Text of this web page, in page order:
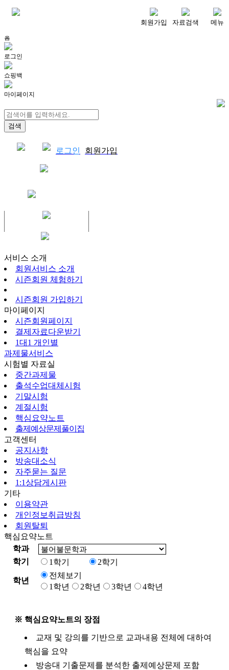
회원가입 자료검색 메뉴
홈
로그인
쇼핑백
마이페이지
로그인 회원가입
서비스 소개
회원서비스 소개
시즌회원 체험하기
시즌회원 가입하기
마이페이지
시즌회원페이지
결제자료다운받기
1대1 개인별
과제물서비스
시험별 자료실
중간과제물
출석수업대체시험
기말시험
계절시험
핵심요약노트
출제예상문제풀이집
고객센터
공지사항
방송대소식
자주묻는 질문
1:1상담게시판
기타
이용약관
개인정보취급방침
회원탈퇴
핵심요약노트
학과
학기
1학기 2학기
학년
전체보기
1학년
2학년 3학년 4학년
※ 핵심요약노트의 장점
교재 및 강의를 기반으로 교과내용 전체에 대하여
핵심을 요약
방송대 기출문제를 분석한 출제예상문제 포함